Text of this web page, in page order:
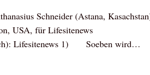
Schneider (Astana,
USA, für Lifesitenews
Lifesitenews 1) Soeben wird…